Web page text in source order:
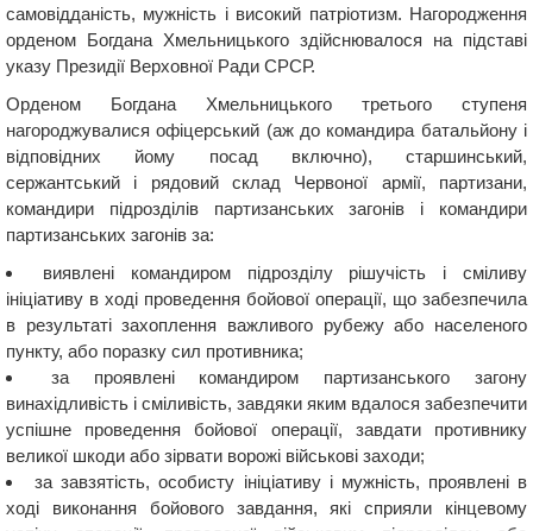
самовідданість, мужність і високий патріотизм. Нагородження
орденом Богдана Хмельницького здійснювалося на підставі
указу Президії Верховної Ради СРСР.
Орденом Богдана Хмельницького третього ступеня
нагороджувалися офіцерський (аж до командира батальйону і
відповідних йому посад включно), старшинський,
сержантський і рядовий склад Червоної армії, партизани,
командири підрозділів партизанських загонів і командири
партизанських загонів за:
виявлені командиром підрозділу рішучість і сміливу
ініціативу в ході проведення бойової операції, що забезпечила
в результаті захоплення важливого рубежу або населеного
пункту, або поразку сил противника;
за проявлені командиром партизанського загону
винахідливість і сміливість, завдяки яким вдалося забезпечити
успішне проведення бойової операції, завдати противнику
великої шкоди або зірвати ворожі військові заходи;
за завзятість, особисту ініціативу і мужність, проявлені в
ході виконання бойового завдання, які сприяли кінцевому